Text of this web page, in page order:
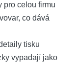
pro celou firmu
co dává
tisku
vypadají jako